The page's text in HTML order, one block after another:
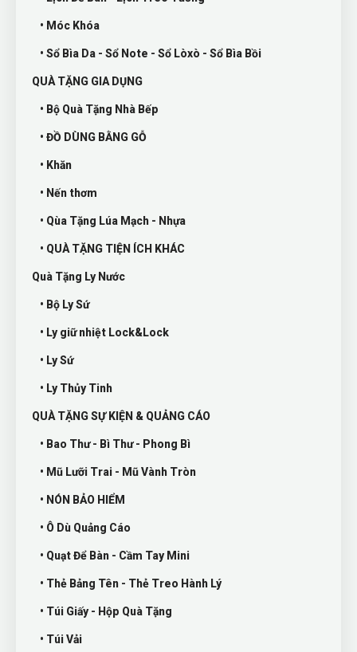
• Móc Khóa
• Sổ Bìa Da - Sổ Note - Sổ Lòxò - Sổ Bìa Bồi
QUÀ TẶNG GIA DỤNG
• Bộ Quà Tặng Nhà Bếp
• ĐỒ DÙNG BẰNG GỖ
• Khăn
• Nến thơm
• Qùa Tặng Lúa Mạch - Nhựa
• QUÀ TẶNG TIỆN ÍCH KHÁC
Quà Tặng Ly Nước
• Bộ Ly Sứ
• Ly giữ nhiệt Lock&Lock
• Ly Sứ
• Ly Thủy Tinh
QUÀ TẶNG SỰ KIỆN & QUẢNG CÁO
• Bao Thư - Bì Thư - Phong Bì
• Mũ Lưỡi Trai - Mũ Vành Tròn
• NÓN BẢO HIỂM
• Ô Dù Quảng Cáo
• Quạt Để Bàn - Cầm Tay Mini
• Thẻ Bảng Tên - Thẻ Treo Hành Lý
• Túi Giấy - Hộp Quà Tặng
• Túi Vải